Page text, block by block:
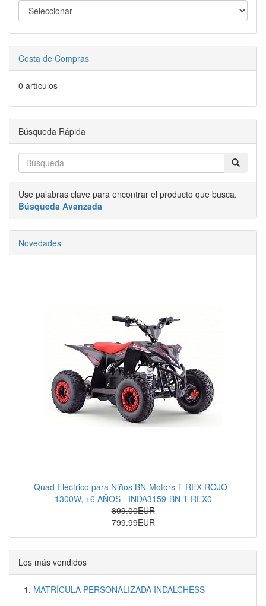
Cesta de Compras
0 artículos
Búsqueda Rápida
Use palabras clave para encontrar el producto que busca.
Búsqueda Avanzada
Novedades
Quad Eléctrico para Niños BN-Motors T-REX ROJO -
1300W, +6 AÑOS - INDA3159-BN-T-REX0
899.00EUR
799.99EUR
Los más vendidos
MATRÍCULA PERSONALIZADA INDALCHESS -